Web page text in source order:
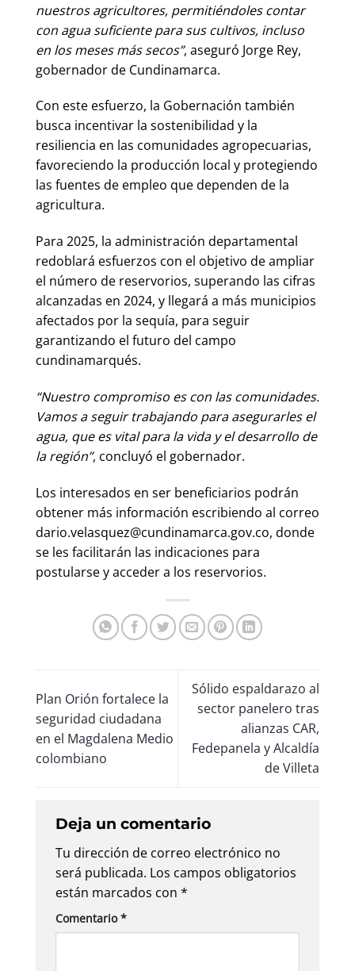
nuestros agricultores, permitiéndoles contar
con agua suficiente para sus cultivos, incluso
en los meses más secos”, aseguró Jorge Rey,
gobernador de Cundinamarca.
Con este esfuerzo, la Gobernación también
busca incentivar la sostenibilidad y la
resiliencia en las comunidades agropecuarias,
favoreciendo la producción local y protegiendo
las fuentes de empleo que dependen de la
agricultura.
Para 2025, la administración departamental
redoblará esfuerzos con el objetivo de ampliar
el número de reservorios, superando las cifras
alcanzadas en 2024, y llegará a más municipios
afectados por la sequía, para seguir
garantizando el futuro del campo
cundinamarqués.
“Nuestro compromiso es con las comunidades.
Vamos a seguir trabajando para asegurarles el
agua, que es vital para la vida y el desarrollo de
la región”, concluyó el gobernador.
Los interesados en ser beneficiarios podrán
obtener más información escribiendo al correo
dario.velasquez@cundinamarca.gov.co, donde
se les facilitarán las indicaciones para
postularse y acceder a los reservorios.
Plan Orión fortalece la
seguridad ciudadana
en el Magdalena Medio
colombiano
Sólido espaldarazo al
sector panelero tras
alianzas CAR,
Fedepanela y Alcaldía
de Villeta
Deja un comentario
Tu dirección de correo electrónico no
será publicada. Los campos obligatorios
están marcados con *
Comentario*